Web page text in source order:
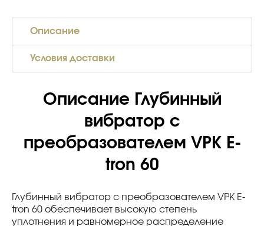
Описание
Условия доставки
Описание Глубинный
вибратор с
преобразователем VPK E-
tron 60
Глубинный вибратор с преобразователем VPK E-
tron 60 обеспечивает высокую степень
уплотнения и равномерное распределение